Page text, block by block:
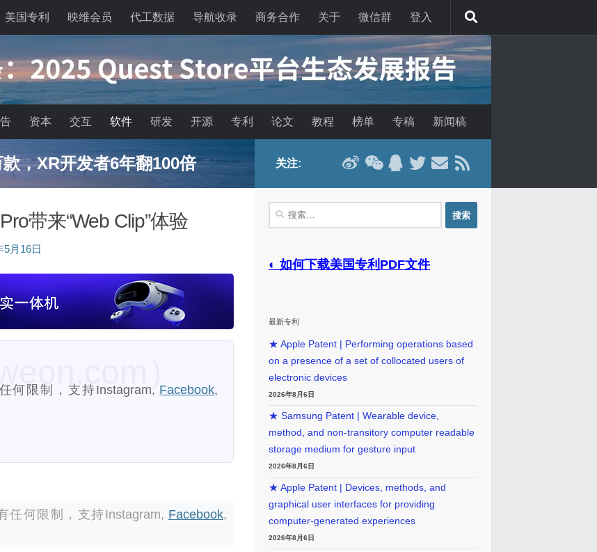
美国专利 映维会员 代工数据 导航收录 商务合作 关于 微信群 登入
资本 交互 软件 研发 开源 专利 论文 教程 榜单 专稿 新闻稿
，XR开发者6年翻100倍
带来“Web Clip”体验
5月16日
何限制，支持Instagram, Facebook,
任何限制，支持Instagram, Facebook,
）
关注:
搜
索：
◐ 如何下载美国专利PDF文件
最新专利
★ Apple Patent | Performing operations based
on a presence of a set of collocated users of
electronic devices
2026年8月6日
★ Samsung Patent | Wearable device,
method, and non-transitory computer readable
storage medium for gesture input
2026年8月6日
★ Apple Patent | Devices, methods, and
graphical user interfaces for providing
computer-generated experiences
2026年8月6日